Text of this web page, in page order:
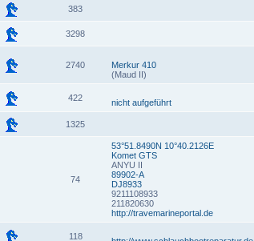
383
3298
2740
Merkur 410
(Maud II)
422 nicht aufgeführt
1325
74
53°51.8490N 10°40.2126E
Komet GTS
ANYU II
89902-A
DJ8933
9211108933
211820630
http://travemarineportal.de
118